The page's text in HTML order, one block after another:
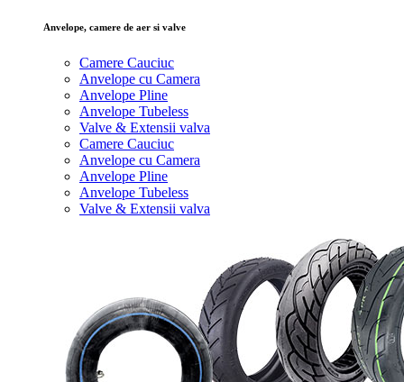
Anvelope, camere de aer si valve
Camere Cauciuc
Anvelope cu Camera
Anvelope Pline
Anvelope Tubeless
Valve & Extensii valva
Camere Cauciuc
Anvelope cu Camera
Anvelope Pline
Anvelope Tubeless
Valve & Extensii valva